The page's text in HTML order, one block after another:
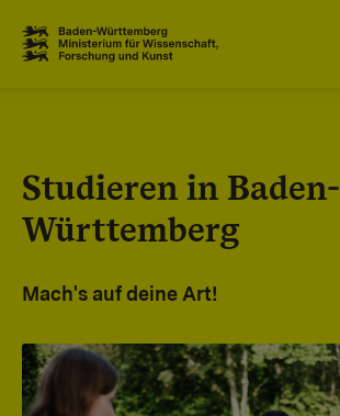
Studieren in Baden-
Württemberg
Mach's auf deine Art!